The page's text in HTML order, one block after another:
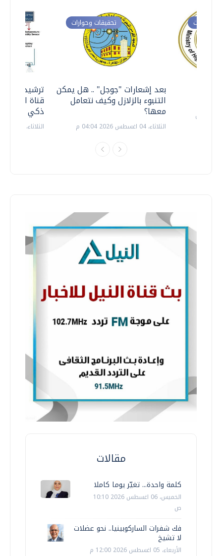
ترشيدا
قناة
ذكي
الثلاثاء، 14 يوليو 2026 06:11 م
تحقيقات وحوارات
بعد إشعارات "جوجل" .. هل يمكن
التنبوء بالزلازل وكيف نتعامل
معها؟
الثلاثاء، 04 اغسطس 2026 04:04 م
وحوارات
مقالات
كلمة واحدة... تغيّر يوما كاملا
الخميس، 06 اغسطس 2026 10:10
ص
فك شفرات الساركوبينيا.. نحو عضلات
لا تشيخ
الأربعاء، 05 اغسطس 2026 12:00 م